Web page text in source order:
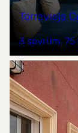
Torrevieja
3 sovrum 75